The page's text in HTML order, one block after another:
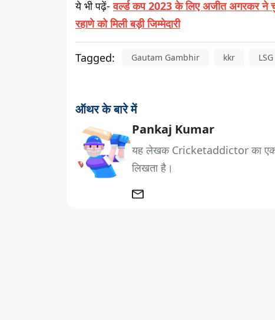
ये भी पढ़ें-वर्ल्ड कप 2023 के लिए अजीत अगरकर ने
रहाणे को मिली बड़ी जिम्मेदारी
Tagged: Gautam Gambhir kkr LSG
ऑथर के बारे में
Pankaj Kumar
यह लेखक Cricketaddictor का एक
लिखता है।